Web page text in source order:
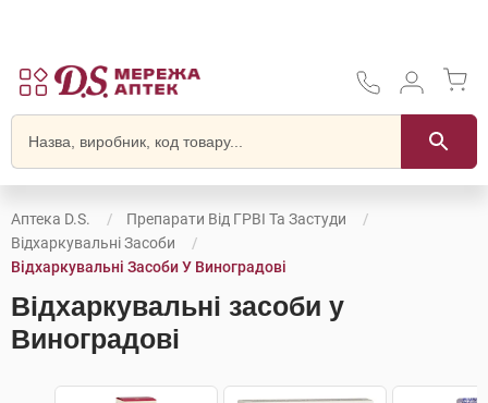
Аптека D.S.
Препарати Від ГРВІ Та Застуди
Відхаркувальні Засоби
Відхаркувальні Засоби У Виноградові
Відхаркувальні засоби у
Виноградові